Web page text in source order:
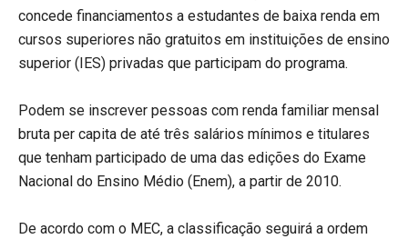
concede financiamentos a estudantes de baixa renda em
cursos superiores não gratuitos em instituições de ensino
superior (IES) privadas que participam do programa.
Podem se inscrever pessoas com renda familiar mensal
bruta per capita de até três salários mínimos e titulares
que tenham participado de uma das edições do Exame
Nacional do Ensino Médio (Enem), a partir de 2010.
De acordo com o MEC, a classificação seguirá a ordem